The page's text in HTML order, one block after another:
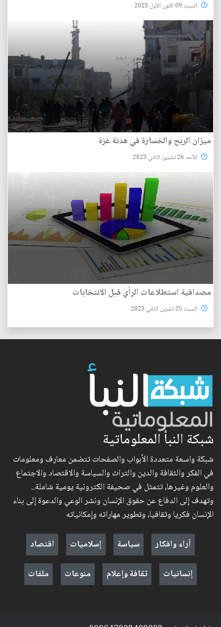
السبت 09 كانون الأول 2023
ميزان الربح والخسارة في هدنة غزة
الأحد 26 تشرين الثاني 2023
مصداقية استطلاعات الرأي قبل الانتخابات
السبت 25 تشرين الثاني 2023
شبكة النبأ المعلوماتية
شبكة واسعة متعددة الأبواب والصفحات تتضمن معارف ومعلومات
في الفكر والثقافة والدين والتراث والسياسة والاقتصاد والاجتماع
والعلوم وغيرها، تتمثل في صحيفة الكترونية يومية شاملة..
وتهدف إلى الدفاع عن حقوق الإنسان ونشر الوعي والدعوة إلى بناء
الإنسان فكريا وثقافيا، وتطوير مهاراته وإمكانياته
آراء وافكار
سياسة إسلاميات
اقتصاد
إنسانيات
ثقافة وإعلام منوعات ملفات